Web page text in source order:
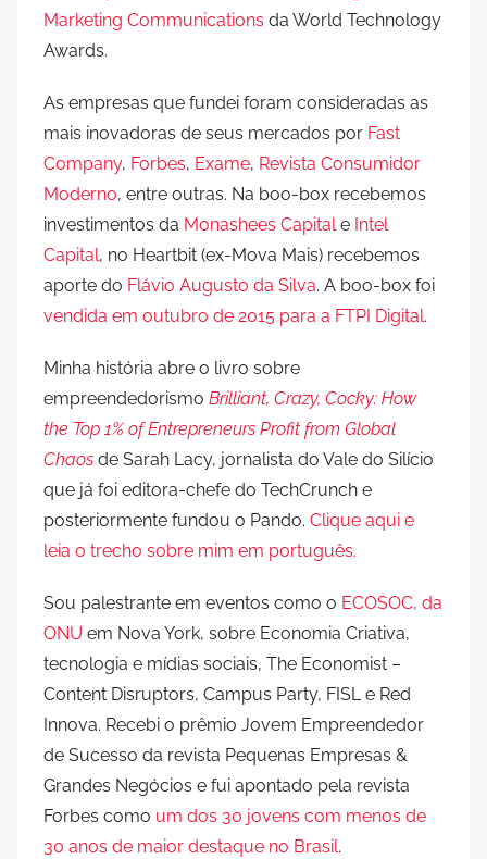
Marketing Communications da World Technology
Awards.
As empresas que fundei foram consideradas as
mais inovadoras de seus mercados por Fast
Company, Forbes, Exame, Revista Consumidor
Moderno, entre outras. Na boo-box recebemos
investimentos da Monashees Capitale Intel
Capital, no Heartbit (ex-Mova Mais) recebemos
aporte do Flávio Augusto da Silva. A boo-box foi
vendida em outubro de 2015 para a FTPI Digital.
Minha história abre o livro sobre
empreendedorismo Brilliant, Crazy, Cocky: How
the Top 1% of Entrepreneurs Profit from Global
Chaos de Sarah Lacy, jornalista do Vale do Silício
que já foi editora-chefe do TechCrunch e
posteriormente fundou o Pando. Clique aqui e
leia o trecho sobre mim em português.
Sou palestrante em eventos como o ECOSOC, da
ONU em Nova York, sobre Economia Criativa,
tecnologia e mídias sociais, The Economist –
Content Disruptors, Campus Party, FISL e Red
Innova. Recebi o prêmio Jovem Empreendedor
de Sucesso da revista Pequenas Empresas &
Grandes Negócios e fui apontado pela revista
Forbes como um dos 30 jovens com menos de
30 anos de maior destaque no Brasil.